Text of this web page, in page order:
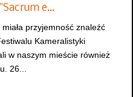
e…
przyjemność znaleźć
Kameralistyki
w naszym mieście również
26...